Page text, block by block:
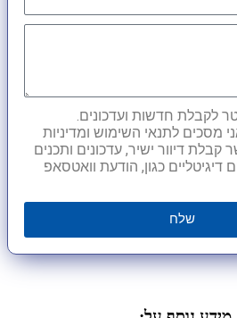
לקבלת חדשות ועדכונים.
מסכים לתנאי השימוש ומדיניות
קבלת דיוור ישיר, עדכונים ותכנים
דיגיטליים כגון, הודעת וואטסאפ
שלח